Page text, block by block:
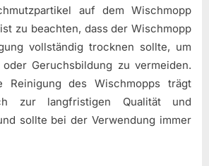
auf dem Wischmopp
zu beachten, dass der Wischmopp
vollständig trocknen sollte, um
Geruchsbildung zu vermeiden.
Reinigung des Wischmopps trägt
zur langfristigen Qualität und
sollte bei der Verwendung immer